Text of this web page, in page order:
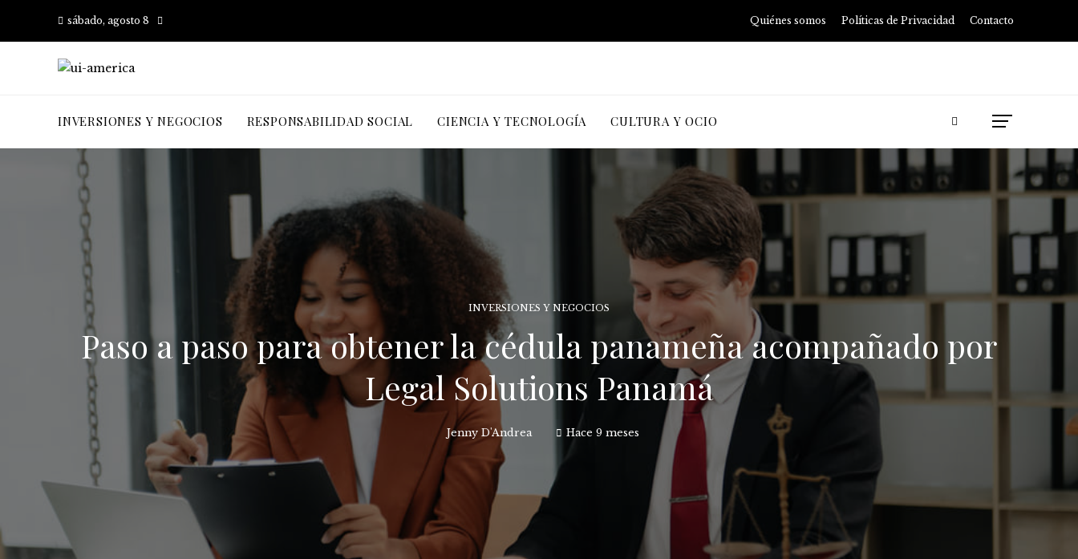
sábado, agosto 8 Quiénes somos Políticas de Privacidad Contacto
INVERSIONES Y NEGOCIOS RESPONSABILIDAD SOCIAL CIENCIA Y TECNOLOGÍA CULTURA Y OCIO
INVERSIONES Y NEGOCIOS
Paso a paso para obtener la cédula panameña acompañado por
Legal Solutions Panamá
Jenny D'Andrea Hace 9 meses